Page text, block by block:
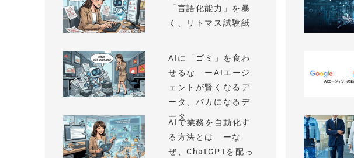
「言語化能力」を暴
く、リトマス試験紙
AIに「ゴミ」を食わ
せるな ーAIエージ
ェントが賢くなるデ
ータ、バカになるデ
ータ
AIで業務を自動化す
る方法とは ーな
ぜ、ChatGPTを配っ